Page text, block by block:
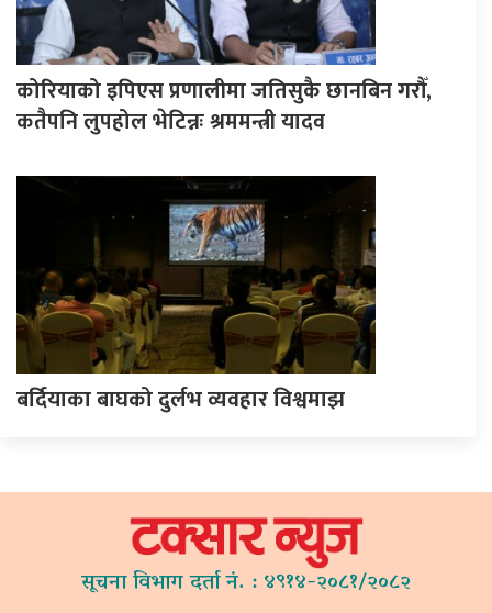
कोरियाको इपिएस प्रणालीमा जतिसुकै छानबिन गरौँ,
कतैपनि लुपहोल भेटिन्नः श्रममन्त्री यादव
बर्दियाका बाघको दुर्लभ व्यवहार विश्वमाझ
सूचना विभाग दर्ता नं. : ४९१४-२०८१/२०८२